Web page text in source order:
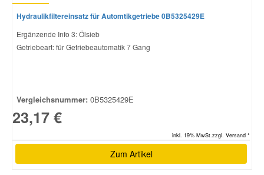
Hydraulikfiltereinsatz für Automtikgetriebe 0B5325429E
Ergänzende Info 3: Ölsieb
Getriebeart: für Getriebeautomatik 7 Gang
Vergleichsnummer: 0B5325429E
23,17 €
inkl. 19% MwSt.zzgl. Versand *
Zum Artikel